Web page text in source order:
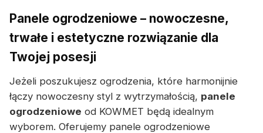
Panele ogrodzeniowe – nowoczesne,
trwałe i estetyczne rozwiązanie dla
Twojej posesji
Jeżeli poszukujesz ogrodzenia, które harmonijnie
łączy nowoczesny styl z wytrzymałością, panele
ogrodzeniowe od KOWMET będą idealnym
wyborem. Oferujemy panele ogrodzeniowe